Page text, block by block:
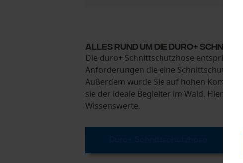
Alles rund um die duro+
Die duro+ Schnittschutzhose entspricht
Anforderungen die eine
Außerdem wurde Sie auf hohen Komfort
sie der ideale Begleiter im Wald. Hier
Wissenswerte.